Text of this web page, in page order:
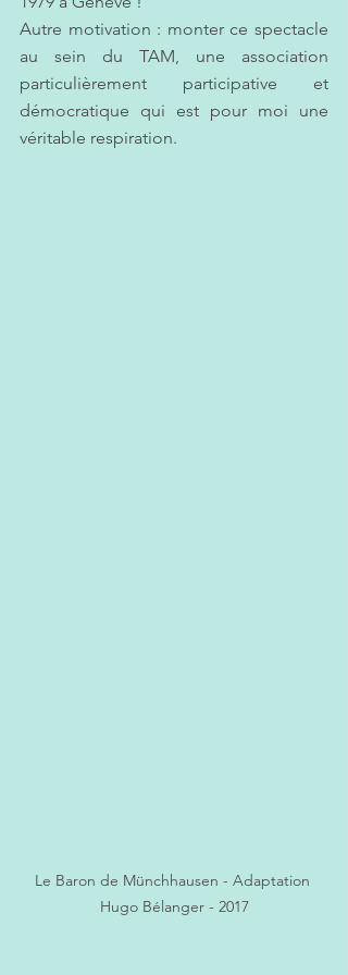
Autre motivation : monter ce spectacle
au sein du TAM, une association
particulièrement participative et
démocratique qui est pour moi une
véritable respiration.
Le Baron de Münchhausen - Adaptation
Hugo Bélanger - 2017